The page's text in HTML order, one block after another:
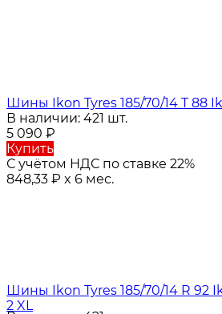
Шины Ikon Tyres 185/70/14 T 88
В наличии: 421 шт.
5 090 ₽
Купить
С учётом НДС по ставке 22%
848,33 ₽ x 6 мес.
Шины Ikon Tyres 185/70/14 R 92
2 XL